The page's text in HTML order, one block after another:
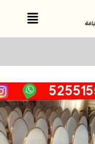
القائمة